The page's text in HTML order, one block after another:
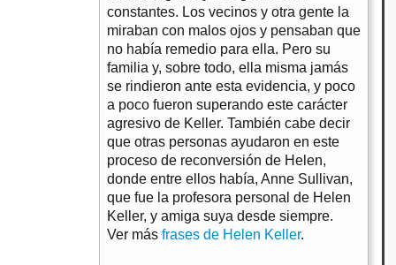
constantes. Los vecinos y otra gente la
miraban con malos ojos y pensaban que
no había remedio para ella. Pero su
familia y, sobre todo, ella misma jamás
se rindieron ante esta evidencia, y poco
a poco fueron superando este carácter
agresivo de Keller. También cabe decir
que otras personas ayudaron en este
proceso de reconversión de Helen,
donde entre ellos había, Anne Sullivan,
que fue la profesora personal de Helen
Keller, y amiga suya desde siempre.
Ver más frases de Helen Keller.